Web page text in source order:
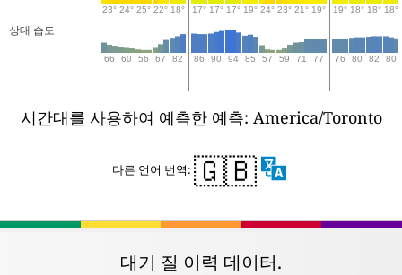
23° 24° 25° 22° 18° 17° 17° 17° 19° 24° 23° 21° 19° 19° 18° 18° 18°
상대 습도
66 60 56 67 82 86 90 94 85 57 59 71 77 76 80 82 80
시간대를 사용하여 예측한 예측: America/Toronto
다른 언어 번역: 🇬🇧
대기 질 이력 데이터.